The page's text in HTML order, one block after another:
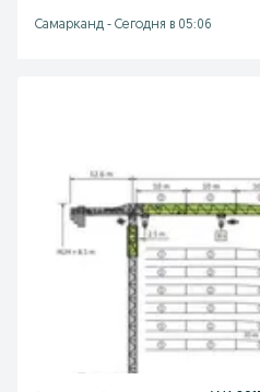
Самарканд - Сегодня в 05:06